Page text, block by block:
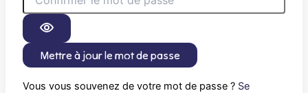
Mettre à jour le mot de passe
Vous vous souvenez de votre mot de passe ? Se